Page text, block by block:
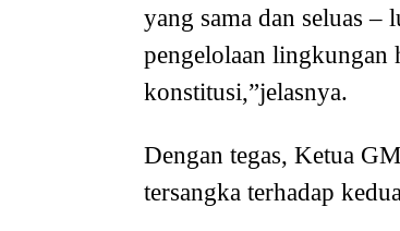
yang sama dan seluas
pengelolaan lingkungan
konstitusi,”jelasnya.
Dengan tegas, Ketua
tersangka terhadap